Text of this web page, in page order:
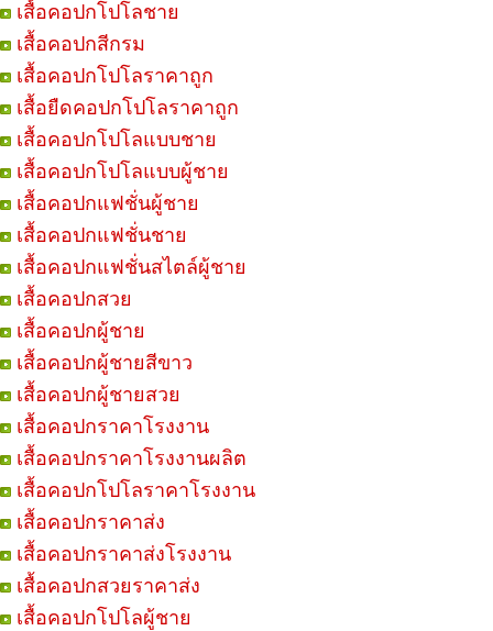
เสื้อคอปกโปโลชาย
เสื้อคอปกสีกรม
เสื้อคอปกโปโลราคาถูก
เสื้อยืดคอปกโปโลราคาถูก
เสื้อคอปกโปโลแบบชาย
เสื้อคอปกโปโลแบบผู้ชาย
เสื้อคอปกแฟชั่นผู้ชาย
เสื้อคอปกแฟชั่นชาย
เสื้อคอปกแฟชั่นสไตล์ผู้ชาย
เสื้อคอปกสวย
เสื้อคอปกผู้ชาย
เสื้อคอปกผู้ชายสีขาว
เสื้อคอปกผู้ชายสวย
เสื้อคอปกราคาโรงงาน
เสื้อคอปกราคาโรงงานผลิต
เสื้อคอปกโปโลราคาโรงงาน
เสื้อคอปกราคาส่ง
เสื้อคอปกราคาส่งโรงงาน
เสื้อคอปกสวยราคาส่ง
เสื้อคอปกโปโลผู้ชาย